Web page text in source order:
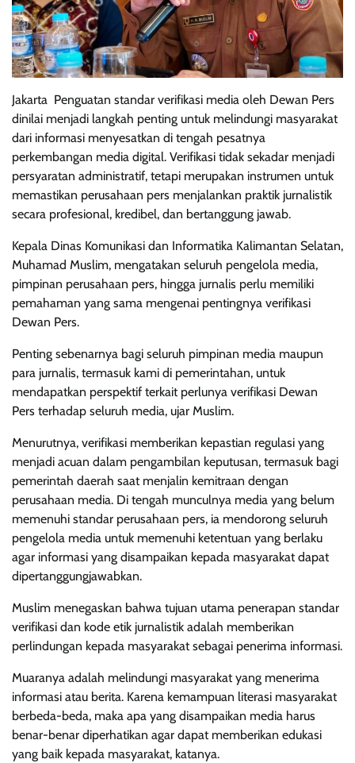
Jakarta  Penguatan standar verifikasi media oleh Dewan Pers
dinilai menjadi langkah penting untuk melindungi masyarakat
dari informasi menyesatkan di tengah pesatnya
perkembangan media digital. Verifikasi tidak sekadar menjadi
persyaratan administratif, tetapi merupakan instrumen untuk
memastikan perusahaan pers menjalankan praktik jurnalistik
secara profesional, kredibel, dan bertanggung jawab.
Kepala Dinas Komunikasi dan Informatika Kalimantan Selatan,
Muhamad Muslim, mengatakan seluruh pengelola media,
pimpinan perusahaan pers, hingga jurnalis perlu memiliki
pemahaman yang sama mengenai pentingnya verifikasi
Dewan Pers.
Penting sebenarnya bagi seluruh pimpinan media maupun
para jurnalis, termasuk kami di pemerintahan, untuk
mendapatkan perspektif terkait perlunya verifikasi Dewan
Pers terhadap seluruh media, ujar Muslim.
Menurutnya, verifikasi memberikan kepastian regulasi yang
menjadi acuan dalam pengambilan keputusan, termasuk bagi
pemerintah daerah saat menjalin kemitraan dengan
perusahaan media. Di tengah munculnya media yang belum
memenuhi standar perusahaan pers, ia mendorong seluruh
pengelola media untuk memenuhi ketentuan yang berlaku
agar informasi yang disampaikan kepada masyarakat dapat
dipertanggungjawabkan.
Muslim menegaskan bahwa tujuan utama penerapan standar
verifikasi dan kode etik jurnalistik adalah memberikan
perlindungan kepada masyarakat sebagai penerima informasi.
Muaranya adalah melindungi masyarakat yang menerima
informasi atau berita. Karena kemampuan literasi masyarakat
berbeda-beda, maka apa yang disampaikan media harus
benar-benar diperhatikan agar dapat memberikan edukasi
yang baik kepada masyarakat, katanya.